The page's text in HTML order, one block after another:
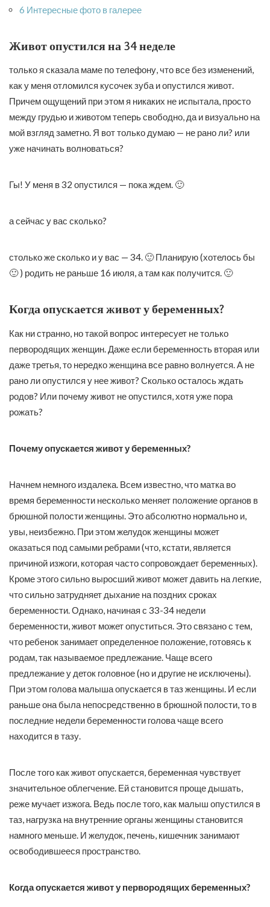
6 Интересные фото в галерее
Живот опустился на 34 неделе
только я сказала маме по телефону, что все без изменений,
как у меня отломился кусочек зуба и опустился живот.
Причем ощущений при этом я никаких не испытала, просто
между грудью и животом теперь свободно, да и визуально на
мой взгляд заметно. Я вот только думаю — не рано ли? или
уже начинать волноваться?
Гы! У меня в 32 опустился — пока ждем. 🙂
а сейчас у вас сколько?
столько же сколько и у вас — 34. 🙂 Планирую (хотелось бы
🙂 ) родить не раньше 16 июля, а там как получится. 🙂
Когда опускается живот у беременных?
Как ни странно, но такой вопрос интересует не только
первородящих женщин. Даже если беременность вторая или
даже третья, то нередко женщина все равно волнуется. А не
рано ли опустился у нее живот? Сколько осталось ждать
родов? Или почему живот не опустился, хотя уже пора
рожать?
Почему опускается живот у беременных?
Начнем немного издалека. Всем известно, что матка во
время беременности несколько меняет положение органов в
брюшной полости женщины. Это абсолютно нормально и,
увы, неизбежно. При этом желудок женщины может
оказаться под самыми ребрами (что, кстати, является
причиной изжоги, которая часто сопровождает беременных).
Кроме этого сильно выросший живот может давить на легкие,
что сильно затрудняет дыхание на поздних сроках
беременности. Однако, начиная с 33-34 недели
беременности, живот может опуститься. Это связано с тем,
что ребенок занимает определенное положение, готовясь к
родам, так называемое предлежание. Чаще всего
предлежание у деток головное (но и другие не исключены).
При этом голова малыша опускается в таз женщины. И если
раньше она была непосредственно в брюшной полости, то в
последние недели беременности голова чаще всего
находится в тазу.
После того как живот опускается, беременная чувствует
значительное облегчение. Ей становится проще дышать,
реже мучает изжога. Ведь после того, как малыш опустился в
таз, нагрузка на внутренние органы женщины становится
намного меньше. И желудок, печень, кишечник занимают
освободившееся пространство.
Когда опускается живот у первородящих беременных?